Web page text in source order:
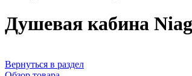
Душевая кабина
Вернуться в раздел